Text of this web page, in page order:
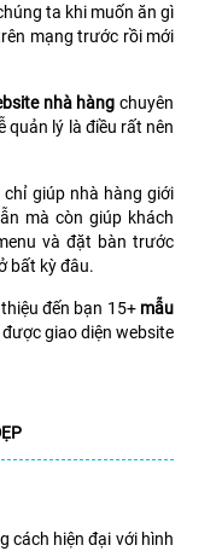
ta khi muốn ăn gì
mạng trước rồi mới
nhà hàng chuyên
quản lý là điều rất nên
giúp nhà hàng giới
mà còn giúp khách
và đặt bàn trước
bất kỳ đâu.
đến bạn 15+ mẫu
giao diện website
cách hiện đại với hình